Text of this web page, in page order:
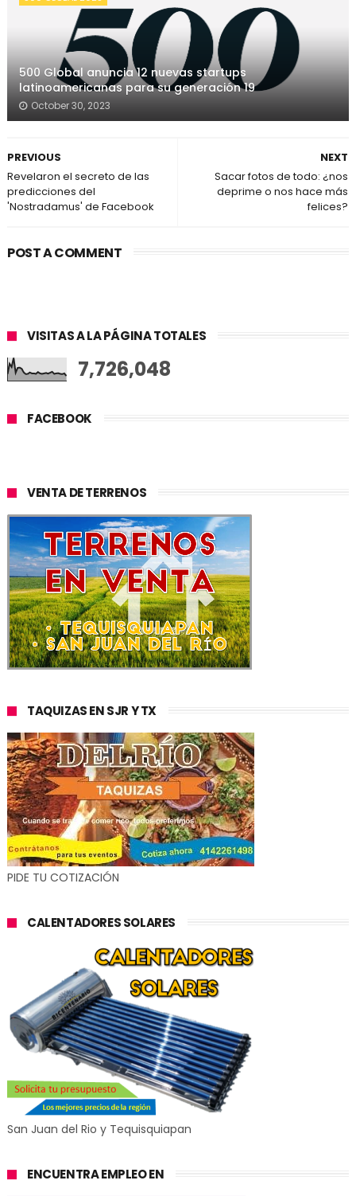
500 Global anuncia 12 nuevas startups
latinoamericanas para su generación 19
October 30, 2023
NEXT
Sacar fotos de todo: ¿nos
deprime o nos hace más
felices?
PREVIOUS
Revelaron el secreto de las
predicciones del
'Nostradamus' de Facebook
POST A COMMENT
VISITAS A LA PÁGINA TOTALES
7,726,048
FACEBOOK
VENTA DE TERRENOS
TAQUIZAS EN SJR Y TX
PIDE TU COTIZACIÓN
CALENTADORES SOLARES
San Juan del Rio y Tequisquiapan
ENCUENTRA EMPLEO EN